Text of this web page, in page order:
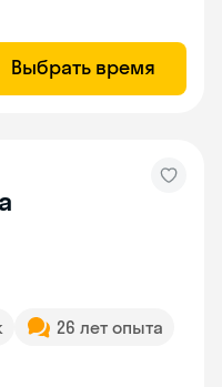
Выбрать время
26 лет опыта